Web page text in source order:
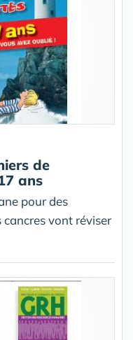
de
ans
pour des
cancres vont réviser